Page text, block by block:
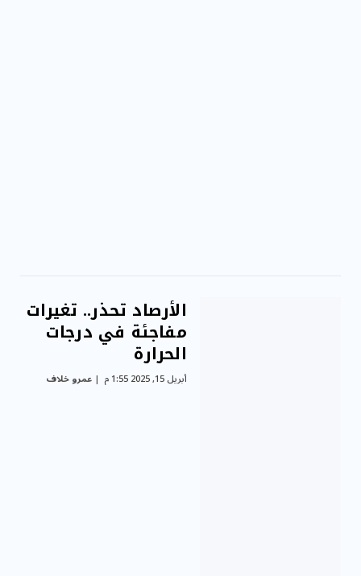
الأرصاد تحذر.. تغيرات
مفاجئة في درجات
الحرارة
أبريل 15, 2025 1:55 م عمرو خلاف